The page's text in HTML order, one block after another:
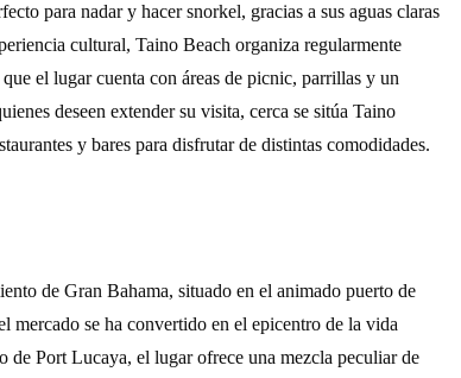
para nadar y hacer snorkel, gracias a sus aguas claras
cultural, Taino Beach organiza regularmente
el lugar cuenta con áreas de picnic, parrillas y un
deseen extender su visita, cerca se sitúa Taino
y bares para disfrutar de distintas comodidades.
de Gran Bahama, situado en el animado puerto de
mercado se ha convertido en el epicentro de la vida
Port Lucaya, el lugar ofrece una mezcla peculiar de